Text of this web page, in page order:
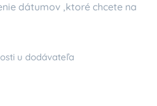
dátumov ,ktoré chcete na
u dodávateľa